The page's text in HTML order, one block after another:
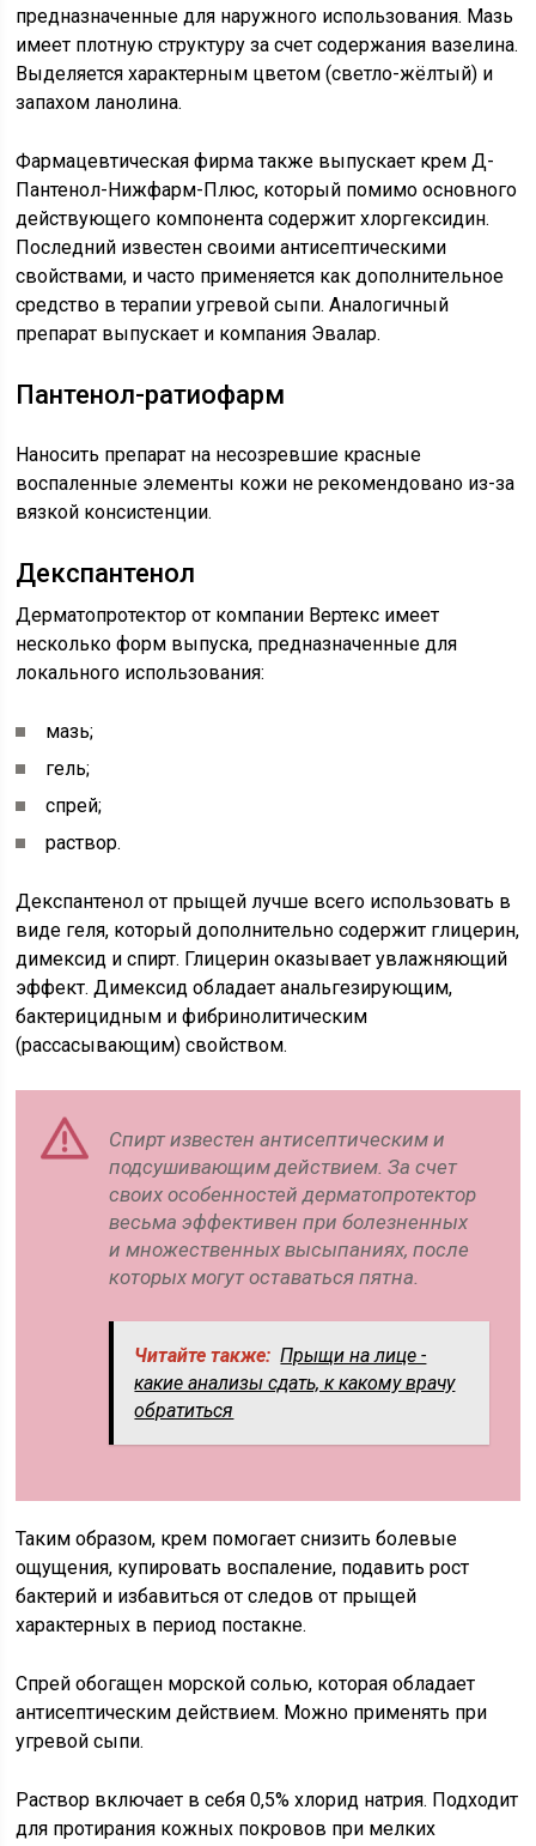
предназначенные для наружного использования. Мазь
имеет плотную структуру за счет содержания вазелина.
Выделяется характерным цветом (светло-жёлтый) и
запахом ланолина.
Фармацевтическая фирма также выпускает крем Д-
Пантенол-Нижфарм-Плюс, который помимо основного
действующего компонента содержит хлоргексидин.
Последний известен своими антисептическими
свойствами, и часто применяется как дополнительное
средство в терапии угревой сыпи. Аналогичный
препарат выпускает и компания Эвалар.
Пантенол-ратиофарм
Наносить препарат на несозревшие красные
воспаленные элементы кожи не рекомендовано из-за
вязкой консистенции.
Декспантенол
Дерматопротектор от компании Вертекс имеет
несколько форм выпуска, предназначенные для
локального использования:
мазь;
гель;
спрей;
раствор.
Декспантенол от прыщей лучше всего использовать в
виде геля, который дополнительно содержит глицерин,
димексид и спирт. Глицерин оказывает увлажняющий
эффект. Димексид обладает анальгезирующим,
бактерицидным и фибринолитическим
(рассасывающим) свойством.
Спирт известен антисептическим и
подсушивающим действием. За счет
своих особенностей дерматопротектор
весьма эффективен при болезненных
и множественных высыпаниях, после
которых могут оставаться пятна.
Читайте также: Прыщи на лице -
какие анализы сдать, к какому врачу
обратиться
Таким образом, крем помогает снизить болевые
ощущения, купировать воспаление, подавить рост
бактерий и избавиться от следов от прыщей
характерных в период постакне.
Спрей обогащен морской солью, которая обладает
антисептическим действием. Можно применять при
угревой сыпи.
Раствор включает в себя 0,5% хлорид натрия. Подходит
для протирания кожных покровов при мелких